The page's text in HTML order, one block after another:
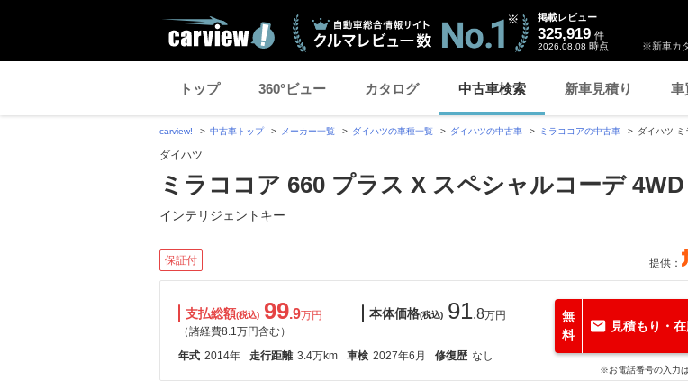
※新車カ
掲載レビュー
325,919 件
2026.08.08 時点
トップ 360°ビュー カタログ 中古車検索 新車見積り 車
carview! 中古車トップ メーカー一覧 ダイハツの車種一覧 ダイハツの中古車 ミラココアの中古車 ダイハツ
ダイハツ
ミラココア 660 プラス X スペシャルコーデ 4WD
インテリジェントキー
保証付 提供：
支払総額(税込) 99.9万円
（諸経費8.1万円含む）
本体価格(税込) 91.8万円
年式 2014年 走行距離 3.4万km 車検 2027年6月 修復歴 なし
無
料
見積もり・
※お電話番号の入力は